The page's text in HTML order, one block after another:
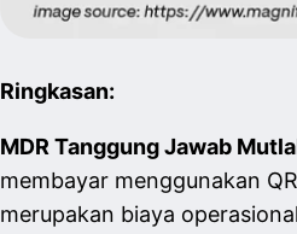
Ringkasan:
MDR Tanggung Jawab
membayar menggunakan
merupakan biaya